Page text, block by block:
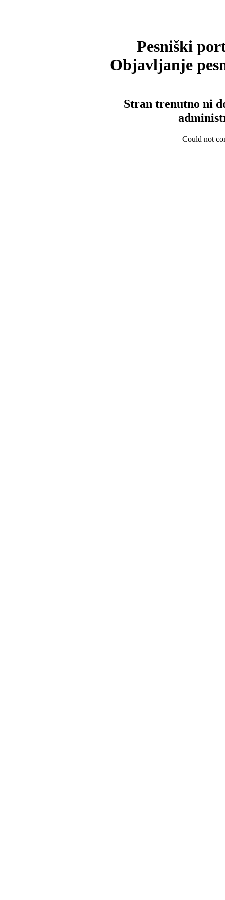
Pesniški
Objavljanje
Stran trenutno ni
Could not